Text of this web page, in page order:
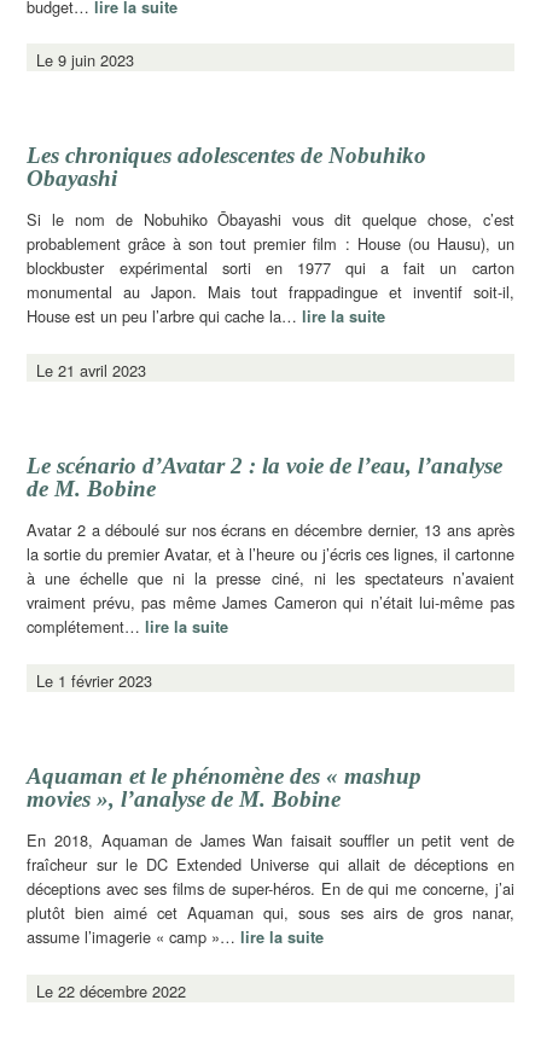
budget…lire la suite
Le 9 juin 2023
Les chroniques adolescentes de Nobuhiko
Obayashi
Si le nom de Nobuhiko Ōbayashi vous dit quelque chose, c’est
probablement grâce à son tout premier film : House (ou Hausu), un
blockbuster expérimental sorti en 1977 qui a fait un carton
monumental au Japon. Mais tout frappadingue et inventif soit-il,
House est un peu l’arbre qui cache la…lire la suite
Le 21 avril 2023
Le scénario d’Avatar 2 : la voie de l’eau, l’analyse
de M. Bobine
Avatar 2 a déboulé sur nos écrans en décembre dernier, 13 ans après
la sortie du premier Avatar, et à l’heure ou j’écris ces lignes, il cartonne
à une échelle que ni la presse ciné, ni les spectateurs n’avaient
vraiment prévu, pas même James Cameron qui n’était lui-même pas
complétement…lire la suite
Le 1 février 2023
Aquaman et le phénomène des « mashup
movies », l’analyse de M. Bobine
En 2018, Aquaman de James Wan faisait souffler un petit vent de
fraîcheur sur le DC Extended Universe qui allait de déceptions en
déceptions avec ses films de super-héros. En de qui me concerne, j’ai
plutôt bien aimé cet Aquaman qui, sous ses airs de gros nanar,
assume l’imagerie « camp »…lire la suite
Le 22 décembre 2022